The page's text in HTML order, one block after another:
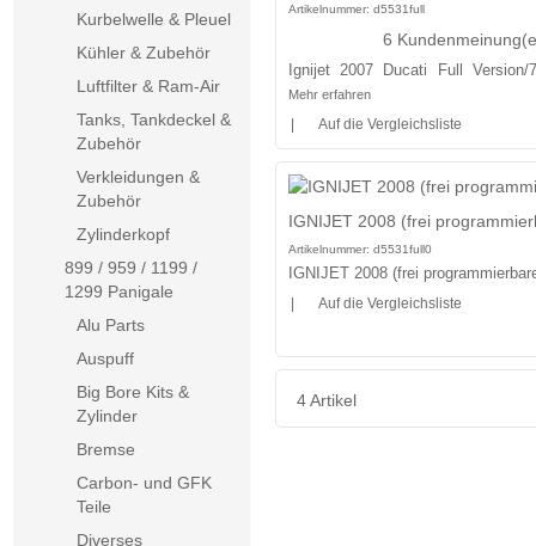
Artikelnummer: d5531full
6
Ignijet 2007 Ducati Full Version/
Mehr erfahren
Auf die Vergleichsliste
IGNIJET 2008 (frei
Artikelnummer: d5531full0
IGNIJET 2008 (frei
Auf die Vergleichsliste
4 Artikel
Kurbelwelle & Pleuel
Kühler & Zubehör
Luftfilter & Ram-Air
Tanks, Tankdeckel &
Zubehör
Verkleidungen &
Zubehör
Zylinderkopf
899 / 959 / 1199 /
1299 Panigale
Alu Parts
Auspuff
Big Bore Kits &
Zylinder
Bremse
Carbon- und GFK
Teile
Diverses